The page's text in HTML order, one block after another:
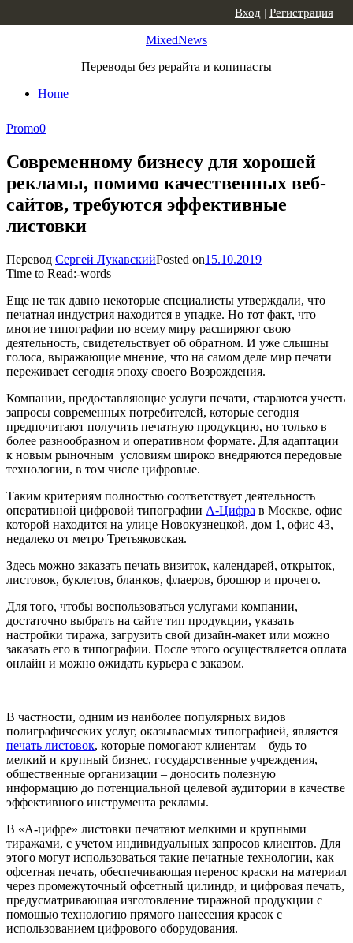
MixedNews
Переводы без рерайта и копипасты
Home
Вход | Регистрация
Promo0
Современному бизнесу для хорошей
рекламы, помимо качественных веб-
сайтов, требуются эффективные
листовки
Перевод Сергей ЛукавскийPosted on15.10.2019
Time to Read:-words
Еще не так давно некоторые специалисты утверждали, что
печатная индустрия находится в упадке. Но тот факт, что
многие типографии по всему миру расширяют свою
деятельность, свидетельствует об обратном. И уже слышны
голоса, выражающие мнение, что на самом деле мир печати
переживает сегодня эпоху своего Возрождения.
Компании, предоставляющие услуги печати, стараются учесть
запросы современных потребителей, которые сегодня
предпочитают получить печатную продукцию, но только в
более разнообразном и оперативном формате. Для адаптации
к новым рыночным условиям широко внедряются передовые
технологии, в том числе цифровые.
Таким критериям полностью соответствует деятельность
оперативной цифровой типографии А-Цифра в Москве, офис
которой находится на улице Новокузнецкой, дом 1, офис 43,
недалеко от метро Третьяковская.
Здесь можно заказать печать визиток, календарей, открыток,
листовок, буклетов, бланков, флаеров, брошюр и прочего.
Для того, чтобы воспользоваться услугами компании,
достаточно выбрать на сайте тип продукции, указать
настройки тиража, загрузить свой дизайн-макет или можно
заказать его в типографии. После этого осуществляется оплата
онлайн и можно ожидать курьера с заказом.
В частности, одним из наиболее популярных видов
полиграфических услуг, оказываемых типографией, является
печать листовок, которые помогают клиентам – будь то
мелкий и крупный бизнес, государственные учреждения,
общественные организации – доносить полезную
информацию до потенциальной целевой аудитории в качестве
эффективного инструмента рекламы.
В «А-цифре» листовки печатают мелкими и крупными
тиражами, с учетом индивидуальных запросов клиентов. Для
этого могут использоваться такие печатные технологии, как
офсетная печать, обеспечивающая перенос краски на материал
через промежуточный офсетный цилиндр, и цифровая печать,
предусматривающая изготовление тиражной продукции с
помощью технологию прямого нанесения красок с
использованием цифрового оборудования.